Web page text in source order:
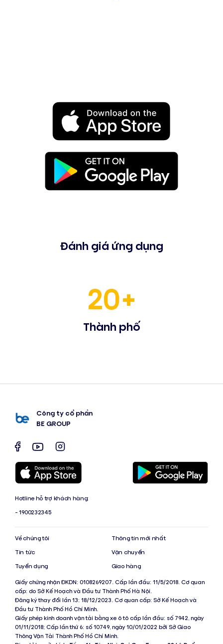
Đánh giá ứng dụng
20+
Thành phố
Công ty cổ phần
BE GROUP
Hotline hỗ trợ khách hàng:
- 1900232345
Về chúng tôi
Tin tức
Tuyển dụng
Thông tin mới nhất
Vận chuyển
Giao hàng
Giấy chứng nhận ĐKDN: 0108269207. Cấp lần đầu: 11/5/2018. Cơ quan
cấp: do Sở Kế Hoạch và Đầu tư Thành Phố Hà Nội.
Đăng ký thay đổi lần 13: 18/12/2023. Cơ quan cấp: Sở Kế Hoạch và
Đầu tư Thành Phố Hồ Chí Minh.
Giấy phép kinh doanh vận tải bằng xe ô tô cấp lần đầu: số 7942, ngày
01/11/2018; Cấp lần thứ 6: số 10749, ngày 10/01/2022 bởi Sở Giao
Thông Vận Tải Thành Phố Hồ Chí Minh.